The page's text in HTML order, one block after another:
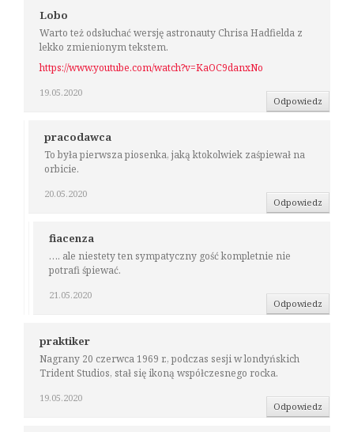
Lobo
19.05.2020
Warto też odsłuchać wersję astronauty Chrisa Hadfielda z
lekko zmienionym tekstem.
https://www.youtube.com/watch?v=KaOC9danxNo
Odpowiedz
pracodawca
20.05.2020
To była pierwsza piosenka, jaką ktokolwiek zaśpiewał na
orbicie.
Odpowiedz
fiacenza
21.05.2020
…. ale niestety ten sympatyczny gość kompletnie nie
potrafi śpiewać.
Odpowiedz
praktiker
19.05.2020
Nagrany 20 czerwca 1969 r., podczas sesji w londyńskich
Trident Studios, stał się ikoną współczesnego rocka.
Odpowiedz